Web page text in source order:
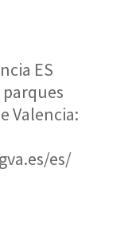
ES
Valencia:
es/